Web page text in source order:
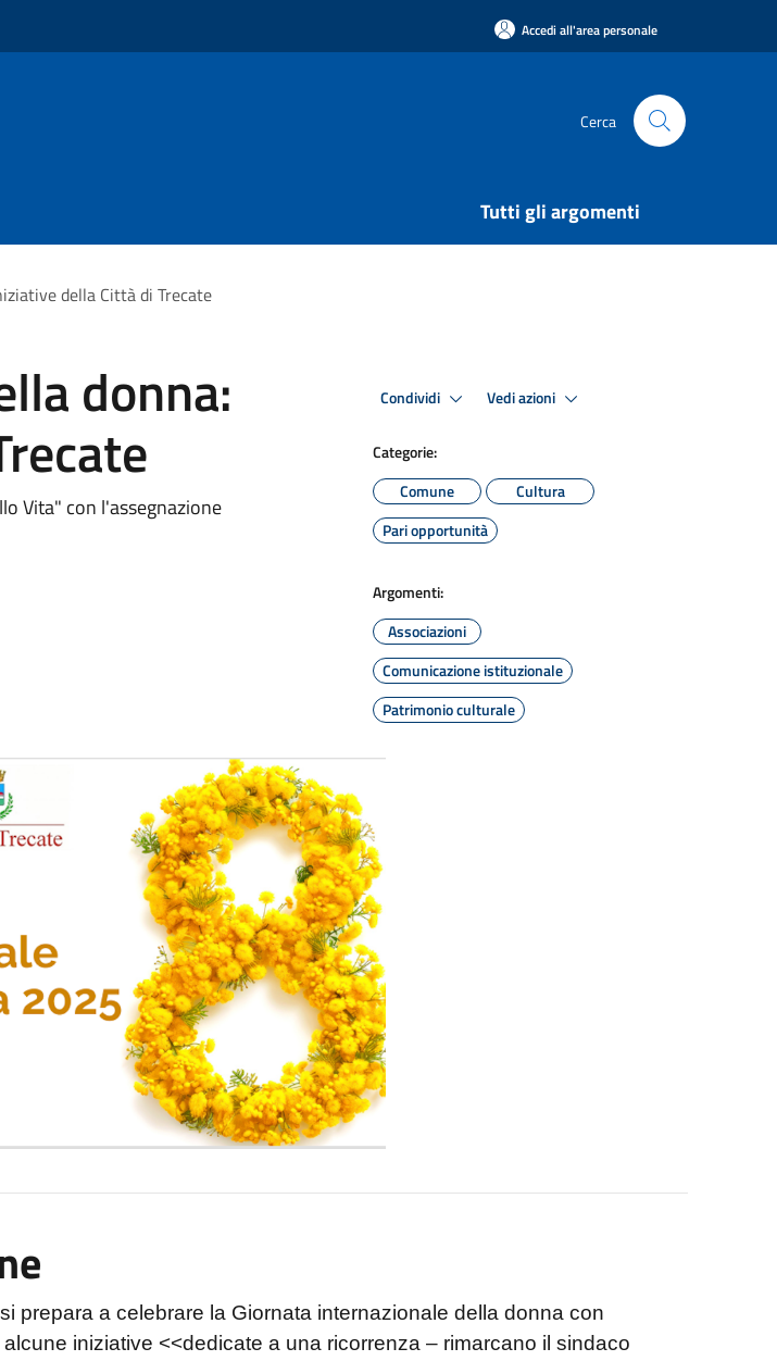
Accedi all'area personale
Cerca
Tutti gli argomenti
della Città di Trecate
donna:
Vita" con l'assegnazione
Condividi Vedi azioni
Categorie:
Comune
Cultura
Pari opportunità
Argomenti:
Associazioni
Comunicazione istituzionale
Patrimonio culturale
prepara a celebrare la Giornata internazionale della donna con
alcune iniziative <<dedicate a una ricorrenza – rimarcano il sindaco